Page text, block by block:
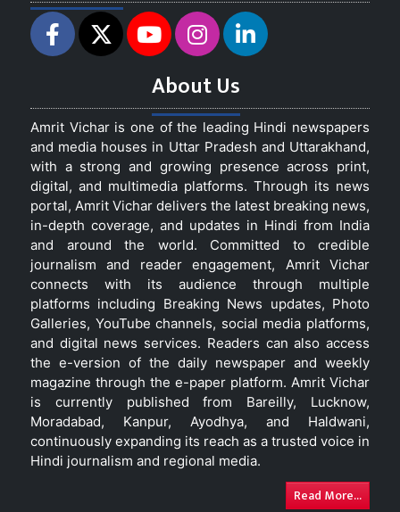
About Us
Amrit Vichar is one of the leading Hindi newspapers
and media houses in Uttar Pradesh and Uttarakhand,
with a strong and growing presence across print,
digital, and multimedia platforms. Through its news
portal, Amrit Vichar delivers the latest breaking news,
in-depth coverage, and updates in Hindi from India
and around the world. Committed to credible
journalism and reader engagement, Amrit Vichar
connects with its audience through multiple
platforms including Breaking News updates, Photo
Galleries, YouTube channels, social media platforms,
and digital news services. Readers can also access
the e-version of the daily newspaper and weekly
magazine through the e-paper platform. Amrit Vichar
is currently published from Bareilly, Lucknow,
Moradabad, Kanpur, Ayodhya, and Haldwani,
continuously expanding its reach as a trusted voice in
Hindi journalism and regional media.
Read More...